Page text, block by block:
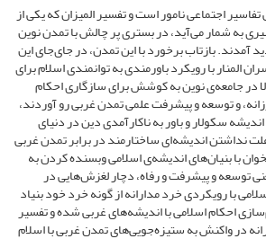
اجتماعی نامور است و تفسیر المیزان که یکی از
به شمار می‌آید، در بستری پر چالش با تمدن نوین
آمدند. بازتاب برخورد با این تمدن، در جای‌جای این
المنار با رویکرد باورمندی به توانمندی اسلام برای
در جامعه‌ی نوین به کوشش برای سازگاری احکام
و توسعه و پیشرفت علمی تمدن غربی رو آوردند،
سکولار و باور به ناکارآمدی دین در دنیای
نداشتن اندیشه‌ای ساختارمند در برابر تمدن غربی
با بنیان‌های اندیشه‌ی اسلامی وبسنده کردن به
توسعه و پیشرفت و رفاه، دچار لغزش‌هایی در
با رویکردی خرد مدارانه از گونه خرد خود بنیاد
احکام اسلامی با اندیشه‌های غربی شده و تفسیر
در واکنش به ستیزه‌جویی‌های تمدن غربی با اسلام